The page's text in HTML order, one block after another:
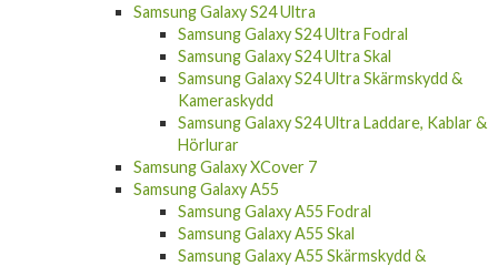
Samsung Galaxy S24 Ultra
Samsung Galaxy S24 Ultra Fodral
Samsung Galaxy S24 Ultra Skal
Samsung Galaxy S24 Ultra Skärmskydd &
Kameraskydd
Samsung Galaxy S24 Ultra Laddare, Kablar &
Hörlurar
Samsung Galaxy XCover 7
Samsung Galaxy A55
Samsung Galaxy A55 Fodral
Samsung Galaxy A55 Skal
Samsung Galaxy A55 Skärmskydd &